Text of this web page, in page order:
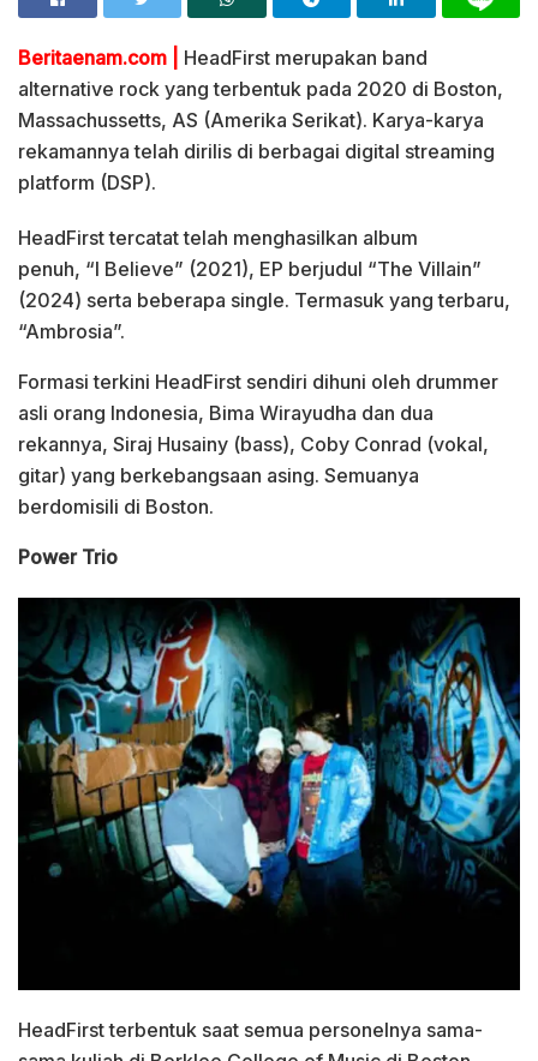
Beritaenam.com |
HeadFirst merupakan band
alternative rock yang terbentuk pada 2020 di Boston,
Massachussetts, AS (Amerika Serikat). Karya-karya
rekamannya telah dirilis di berbagai digital streaming
platform (DSP).
HeadFirst tercatat telah menghasilkan album
penuh, “I Believe” (2021), EP berjudul “The Villain”
(2024) serta beberapa single. Termasuk yang terbaru,
“Ambrosia”.
Formasi terkini HeadFirst sendiri dihuni oleh drummer
asli orang Indonesia, Bima Wirayudha dan dua
rekannya, Siraj Husainy (bass), Coby Conrad (vokal,
gitar) yang berkebangsaan asing. Semuanya
berdomisili di Boston.
Power Trio
HeadFirst terbentuk saat semua personelnya sama-